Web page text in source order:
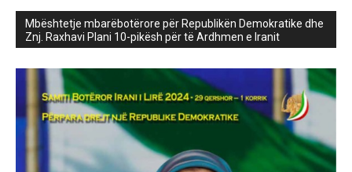
Mbështetje mbarëbotërore për Republikën Demokratike dhe
Znj. Raxhavi Plani 10-pikësh për të Ardhmen e Iranit